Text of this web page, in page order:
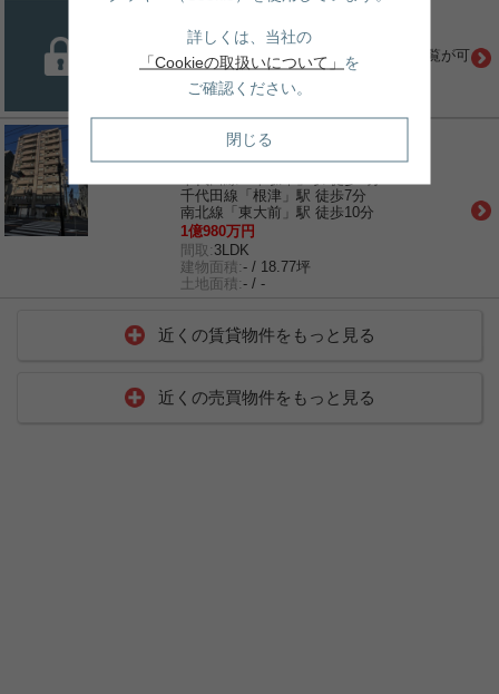
会員限定物件
こちらの物件は無料会員登録により閲覧が可
能になります。
売買｜中古マンション
千代田線「根津」駅 徒歩7分
南北線「東大前」駅 徒歩10分
1億980万円
間取: 3LDK
建物面積:- / 18.77坪
土地面積:- / -
近くの賃貸物件をもっと見る
近くの売買物件をもっと見る
詳しくは、当社の
「Cookieの取扱いについて」 を
ご確認ください。
閉じる